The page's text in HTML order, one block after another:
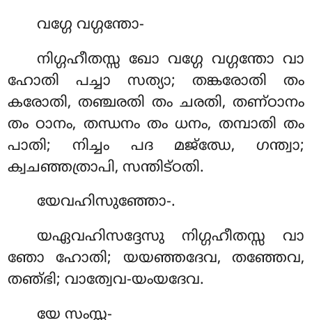
വഗ്ഗേവഗ്ഗന്തോ-
നിഗ്ഗഹീതസ്സ ഖോ വഗ്ഗേ വഗ്ഗന്തോ വാ
ഹോതി പച്ചാ സത്യാ; തങ്കരോതി തം
കരോതി, തഞ്ചരതി തം ചരതി, തണ്ഠാനം
തം ഠാനം, തന്ധനം തം ധനം, തമ്പാതി തം
പാതി; നിച്ചം പദ മജ്ഝേ, ഗന്ത്വാ;
ക്വചഞ്ഞത്രാപി, സന്തിട്ഠതി.
യേവഹിസുഞ്ഞോ-.
യഏവഹിസദ്ദേസു നിഗ്ഗഹീതസ്സ വാ
ഞോ ഹോതി; യയഞ്ഞദേവ, തഞ്ഞേവ,
തഞ്ഭി; വാത്വേവ-യംയദേവ.
യേ സംസ്സ-